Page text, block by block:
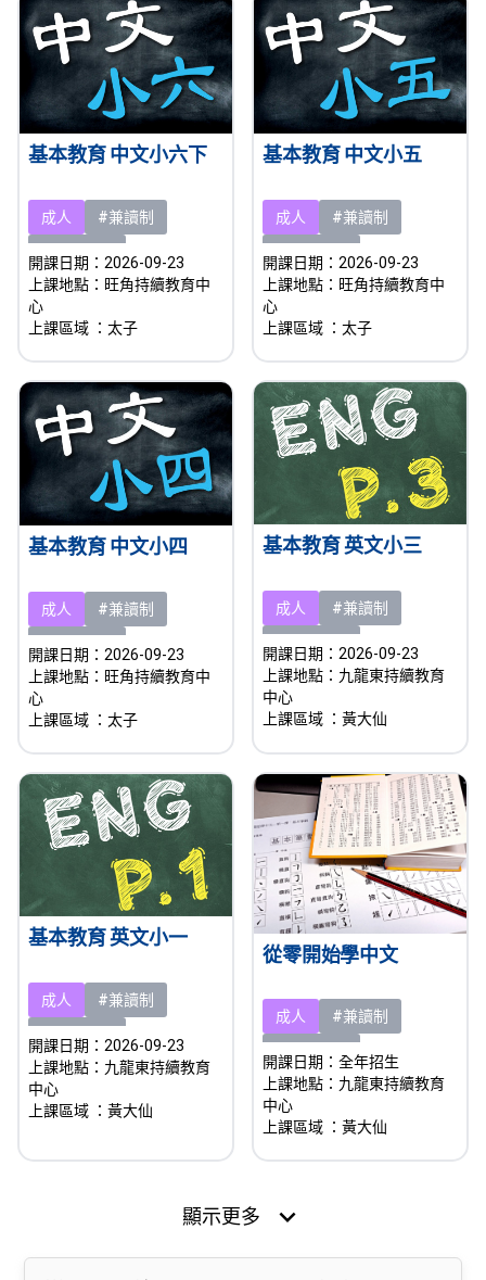
基本教育 中文小六下
成人
#兼讀制
#即將開課
開課日期：2026-09-23
上課地點：旺角持續教育中
心
上課區域 ：太子
基本教育 中文小五
成人
#兼讀制
#即將開課
開課日期：2026-09-23
上課地點：旺角持續教育中
心
上課區域 ：太子
基本教育 中文小四
成人
#兼讀制
#即將開課
開課日期：2026-09-23
上課地點：旺角持續教育中
心
上課區域 ：太子
基本教育 英文小三
成人
#兼讀制
#即將開課
開課日期：2026-09-23
上課地點：九龍東持續教育
中心
上課區域 ：黃大仙
基本教育 英文小一
成人
#兼讀制
#即將開課
開課日期：2026-09-23
上課地點：九龍東持續教育
中心
上課區域 ：黃大仙
從零開始學中文
成人
#兼讀制
#即將開課
開課日期：全年招生
上課地點：九龍東持續教育
中心
上課區域 ：黃大仙
顯示更多 expand_more